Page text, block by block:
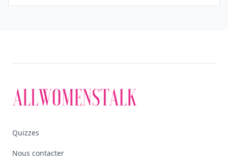
Quizzes
Nous contacter